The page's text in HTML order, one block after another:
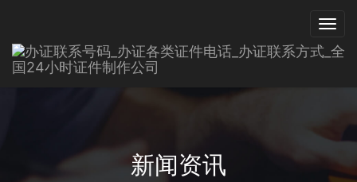
新闻资讯